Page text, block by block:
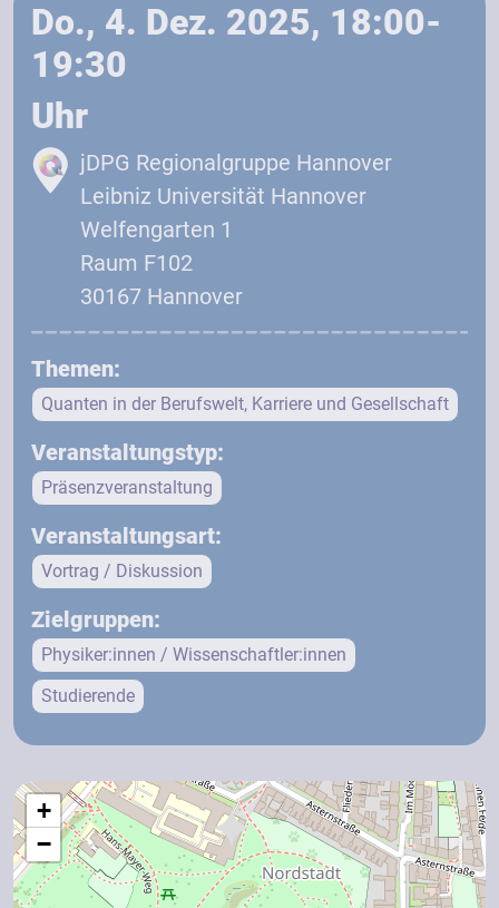
Do., 4. Dez. 2025, 18:00-
19:30
Uhr
jDPG Regionalgruppe Hannover
Leibniz Universität Hannover
Welfengarten 1
Raum F102
30167 Hannover
Themen:
Quanten in der Berufswelt, Karriere und Gesellschaft
Veranstaltungstyp:
Präsenzveranstaltung
Veranstaltungsart:
Vortrag / Diskussion
Zielgruppen:
Physiker:innen / Wissenschaftler:innen
Studierende
+
−